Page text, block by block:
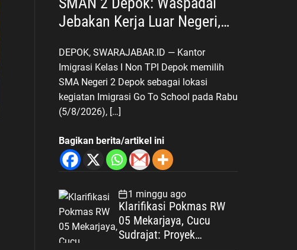
Jebakan Kerja Luar Negeri,
Depan
DEPOK, SWARAJABAR.ID — Kantor
Imigrasi Kelas I Non TPI Depok memilih
SMA Negeri 2 Depok sebagai lokasi
kegiatan Imigrasi Go To School pada Rabu
(5/8/2026), […]
Bagikan berita/artikel ini
1 minggu ago
Klarifikasi Pokmas RW
05 Mekarjaya, Cucu
Sudrajat: Proyek